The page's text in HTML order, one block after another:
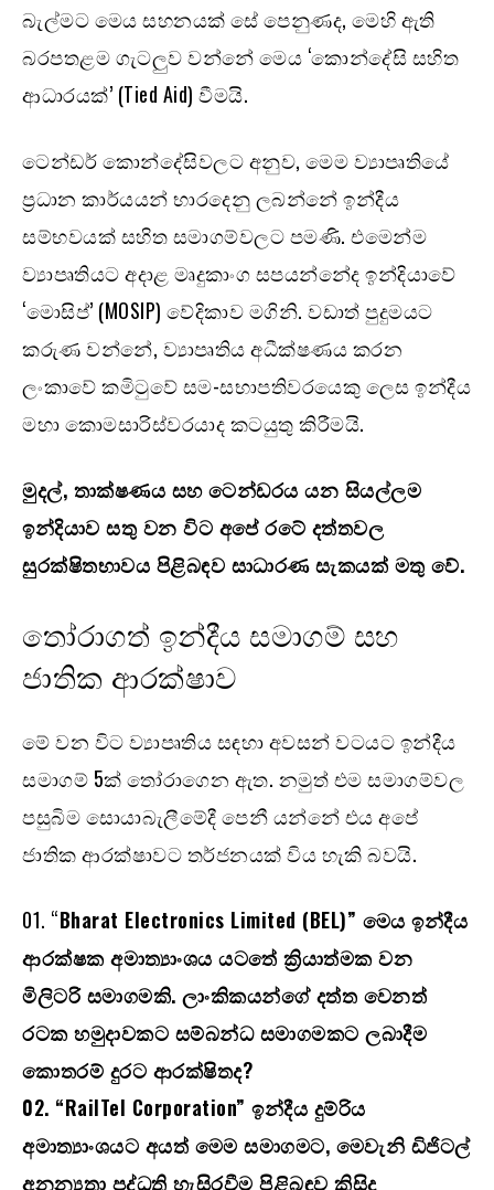
බැල්මට මෙය සහනයක් සේ පෙනුණද, මෙහි ඇති
බරපතළම ගැටලුව වන්නේ මෙය ‘කොන්දේසි සහිත
ආධාරයක්’ (Tied Aid) වීමයි.
ටෙන්ඩර් කොන්දේසිවලට අනුව, මෙම ව්‍යාපෘතියේ
ප්‍රධාන කාර්යයන් භාරදෙනු ලබන්නේ ඉන්දීය
සම්භවයක් සහිත සමාගම්වලට පමණි. එමෙන්ම
ව්‍යාපෘතියට අදාළ මෘදුකාංග සපයන්නේද ඉන්දියාවේ
‘මොසිප්’ (MOSIP) වේදිකාව මගිනි. වඩාත් පුදුමයට
කරුණ වන්නේ, ව්‍යාපෘතිය අධීක්ෂණය කරන
ලංකාවේ කමිටුවේ සම-සභාපතිවරයෙකු ලෙස ඉන්දීය
මහා කොමසාරිස්වරයාද කටයුතු කිරීමයි.
මුදල්, තාක්ෂණය සහ ටෙන්ඩරය යන සියල්ලම
ඉන්දියාව සතු වන විට අපේ රටේ දත්තවල
සුරක්ෂිතභාවය පිළිබඳව සාධාරණ සැකයක් මතු වේ.
තෝරාගත් ඉන්දීය සමාගම් සහ
ජාතික ආරක්ෂාව
මේ වන විට ව්‍යාපෘතිය සඳහා අවසන් වටයට ඉන්දීය
සමාගම් 5ක් තෝරාගෙන ඇත. නමුත් එම සමාගම්වල
පසුබිම සොයාබැලීමේදී පෙනී යන්නේ එය අපේ
ජාතික ආරක්ෂාවට තර්ජනයක් විය හැකි බවයි.
01. “Bharat Electronics Limited (BEL)” මෙය ඉන්දීය
ආරක්ෂක අමාත්‍යාංශය යටතේ ක්‍රියාත්මක වන
මිලිටරි සමාගමකි. ලාංකිකයන්ගේ දත්ත වෙනත්
රටක හමුදාවකට සම්බන්ධ සමාගමකට ලබාදීම
කොතරම් දුරට ආරක්ෂිතද?
02. “RailTel Corporation” ඉන්දීය දුම්රිය
අමාත්‍යාංශයට අයත් මෙම සමාගමට, මෙවැනි ඩිජිටල්
අනන්‍යතා පද්ධති හැසිරවීම පිළිබඳව කිසිදු